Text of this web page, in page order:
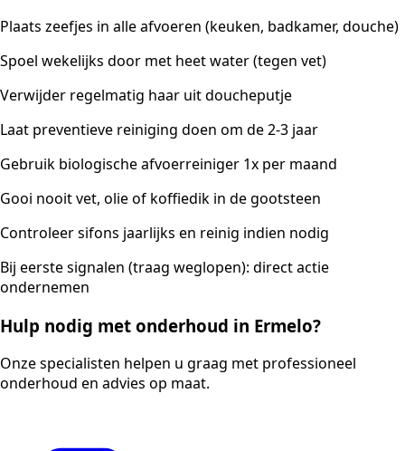
Plaats zeefjes in alle afvoeren (keuken, badkamer, douche)
Spoel wekelijks door met heet water (tegen vet)
Verwijder regelmatig haar uit doucheputje
Laat preventieve reiniging doen om de 2-3 jaar
Gebruik biologische afvoerreiniger 1x per maand
Gooi nooit vet, olie of koffiedik in de gootsteen
Controleer sifons jaarlijks en reinig indien nodig
Bij eerste signalen (traag weglopen): direct actie
ondernemen
Hulp nodig met onderhoud in Ermelo?
Onze specialisten helpen u graag met professioneel
onderhoud en advies op maat.